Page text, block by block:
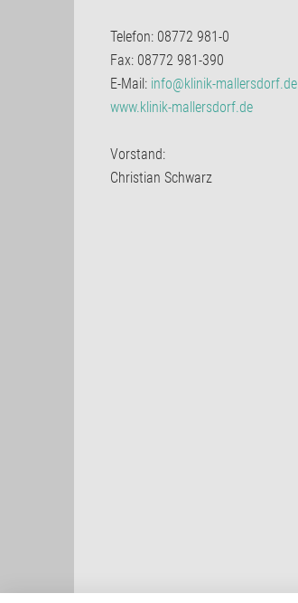
Telefon: 08772 981-0
Fax: 08772 981-390
E-Mail: info@klinik-mallersdorf.de
www.klinik-mallersdorf.de
Vorstand:
Christian Schwarz